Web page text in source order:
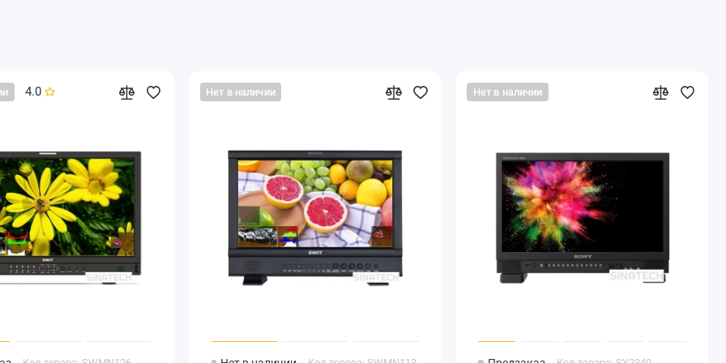
паттерны, которые считываются датчиком и
автоматически.
жидкокристаллическим экраном и светодиодной
долю синего цвета и выравнивая пиковые уровни
стимулирует рецепторы глазных колбочек и
тестирования VICO (Visual Health and Comfort),
4.0 Нет в наличии Нет в наличии